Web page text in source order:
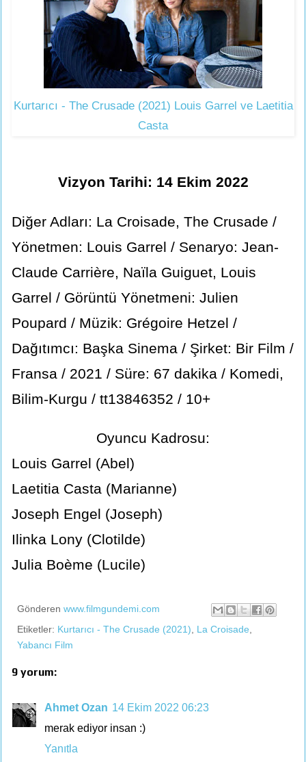
Kurtarıcı - The Crusade (2021) Louis Garrel ve Laetitia
Casta
Vizyon Tarihi: 14 Ekim 2022
Diğer Adları: La Croisade, The Crusade /
Yönetmen: Louis Garrel / Senaryo: Jean-
Claude Carrière, Naïla Guiguet, Louis
Garrel / Görüntü Yönetmeni: Julien
Poupard / Müzik: Grégoire Hetzel /
Dağıtımcı: Başka Sinema / Şirket: Bir Film /
Fransa / 2021 / Süre: 67 dakika / Komedi,
Bilim-Kurgu / tt13846352 / 10+
Oyuncu Kadrosu:
Louis Garrel (Abel)
Laetitia Casta (Marianne)
Joseph Engel (Joseph)
Ilinka Lony (Clotilde)
Julia Boème (Lucile)
Gönderen www.filmgundemi.com
Etiketler: Kurtarıcı - The Crusade (2021) La Croisade
Yabancı Film
9 yorum:
Ahmet Ozan 14 Ekim 2022 06:23
merak ediyor insan :)
Yanıtla